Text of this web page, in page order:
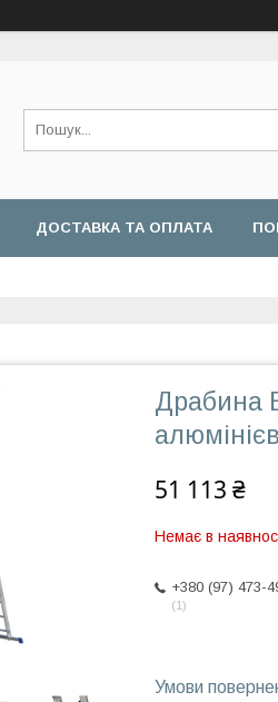
ДОСТАВКА ТА ОПЛАТА
Драбина
51 113 ₴
Немає в
+380 (97) 473-
1